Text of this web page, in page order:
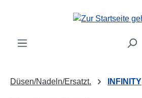
Zum Hauptinhalt springen
Düsen/Nadeln/Ersatzt. INFINITY